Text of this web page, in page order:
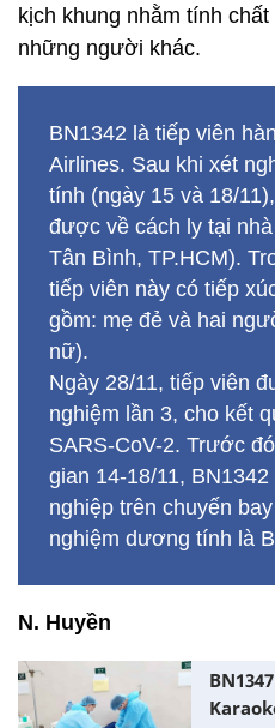
kịch khung nhằm tính
những người khác.
BN1342 là tiếp viên
Airlines. Sau khi xét
tính (ngày 15 và 18/
được về cách ly tại
Tân Bình, TP.HCM).
tiếp viên này có tiếp
gồm: mẹ đẻ và hai
nữ).
Ngày 28/11, tiếp viên
nghiệm lần 3, cho kết
SARS-CoV-2. Trước
gian 14-18/11,
nghiệp trên chuyến
nghiệm dương tính là
N. Huyền